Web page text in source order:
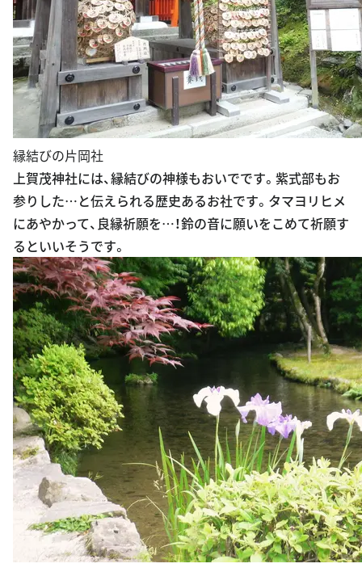
縁結びの片岡社
上賀茂神社には、縁結びの神様もおいでです。紫式部もお
参りした…と伝えられる歴史あるお社です。タマヨリヒメ
にあやかって、良縁祈願を…！鈴の音に願いをこめて祈願す
るといいそうです。